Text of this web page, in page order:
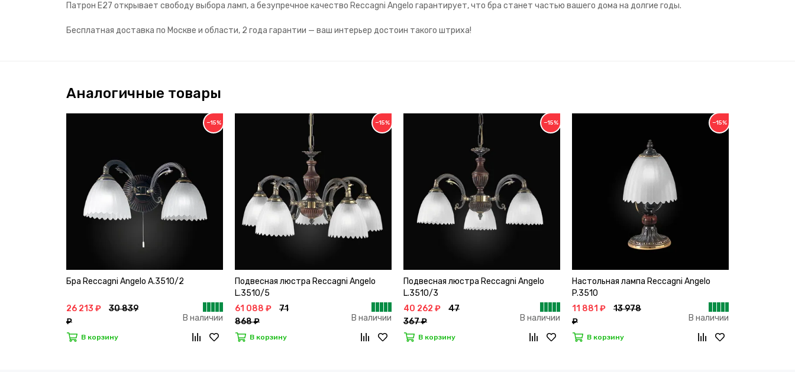
Патрон E27 открывает свободу выбора ламп, а безупречное качество Reccagni Angelo гарантирует, что бра станет частью вашего дома на долгие годы.
Бесплатная доставка по Москве и области, 2 года гарантии — ваш интерьер достоин такого штриха!
Аналогичные товары
−15%
Бра Reccagni Angelo A.3510/2
26 213 ₽
30 839
₽
В наличии
В корзину
−15%
Подвесная люстра Reccagni Angelo
L.3510/5
61 088 ₽
71
868 ₽
В наличии
В корзину
−15%
Подвесная люстра Reccagni Angelo
L.3510/3
40 262 ₽
47
367 ₽
В наличии
В корзину
−15%
Настольная лампа Reccagni Angelo
P.3510
11 881 ₽
13 978
₽
В наличии
В корзину